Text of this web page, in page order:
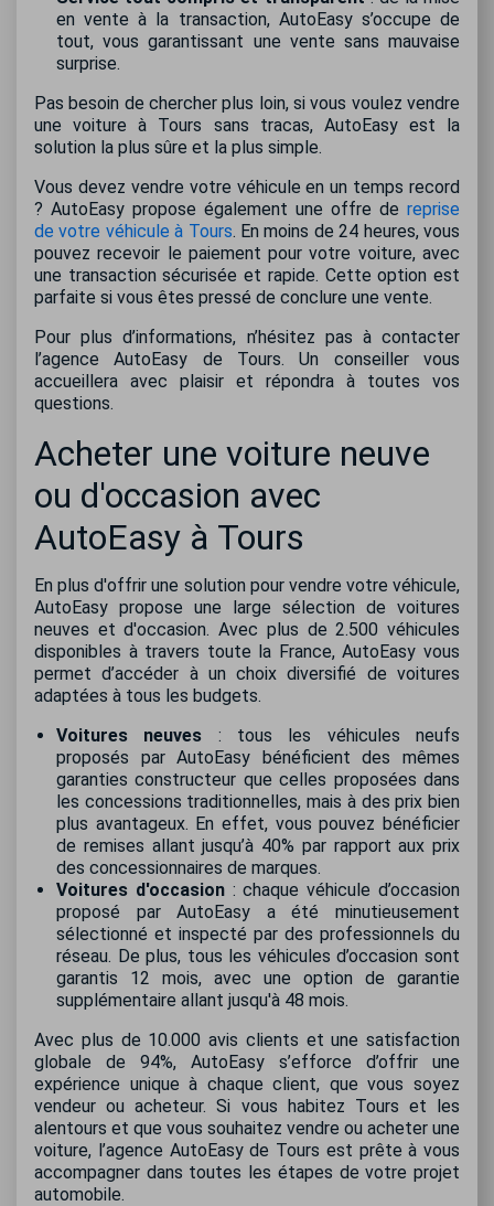
en vente à la transaction, AutoEasy s’occupe de
tout, vous garantissant une vente sans mauvaise
surprise.
Pas besoin de chercher plus loin, si vous voulez vendre
une voiture à Tours sans tracas, AutoEasy est la
solution la plus sûre et la plus simple.
Vous devez vendre votre véhicule en un temps record
? AutoEasy propose également une offre de reprise
de votre véhicule à Tours. En moins de 24 heures, vous
pouvez recevoir le paiement pour votre voiture, avec
une transaction sécurisée et rapide. Cette option est
parfaite si vous êtes pressé de conclure une vente.
Pour plus d’informations, n’hésitez pas à contacter
l’agence AutoEasy de Tours. Un conseiller vous
accueillera avec plaisir et répondra à toutes vos
questions.
Acheter une voiture neuve
ou d'occasion avec
AutoEasy à Tours
En plus d'offrir une solution pour vendre votre véhicule,
AutoEasy propose une large sélection de voitures
neuves et d'occasion. Avec plus de 2.500 véhicules
disponibles à travers toute la France, AutoEasy vous
permet d’accéder à un choix diversifié de voitures
adaptées à tous les budgets.
Voitures neuves : tous les véhicules neufs
proposés par AutoEasy bénéficient des mêmes
garanties constructeur que celles proposées dans
les concessions traditionnelles, mais à des prix bien
plus avantageux. En effet, vous pouvez bénéficier
de remises allant jusqu’à 40% par rapport aux prix
des concessionnaires de marques.
Voitures d'occasion: chaque véhicule d’occasion
proposé par AutoEasy a été minutieusement
sélectionné et inspecté par des professionnels du
réseau. De plus, tous les véhicules d’occasion sont
garantis 12 mois, avec une option de garantie
supplémentaire allant jusqu'à 48 mois.
Avec plus de 10.000 avis clients et une satisfaction
globale de 94%, AutoEasy s’efforce d’offrir une
expérience unique à chaque client, que vous soyez
vendeur ou acheteur. Si vous habitez Tours et les
alentours et que vous souhaitez vendre ou acheter une
voiture, l’agence AutoEasy de Tours est prête à vous
accompagner dans toutes les étapes de votre projet
automobile.